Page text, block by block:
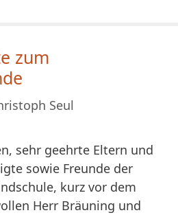
zum
Seul
sehr geehrte Eltern und
sowie Freunde der
kurz vor dem
Herr Bräuning und